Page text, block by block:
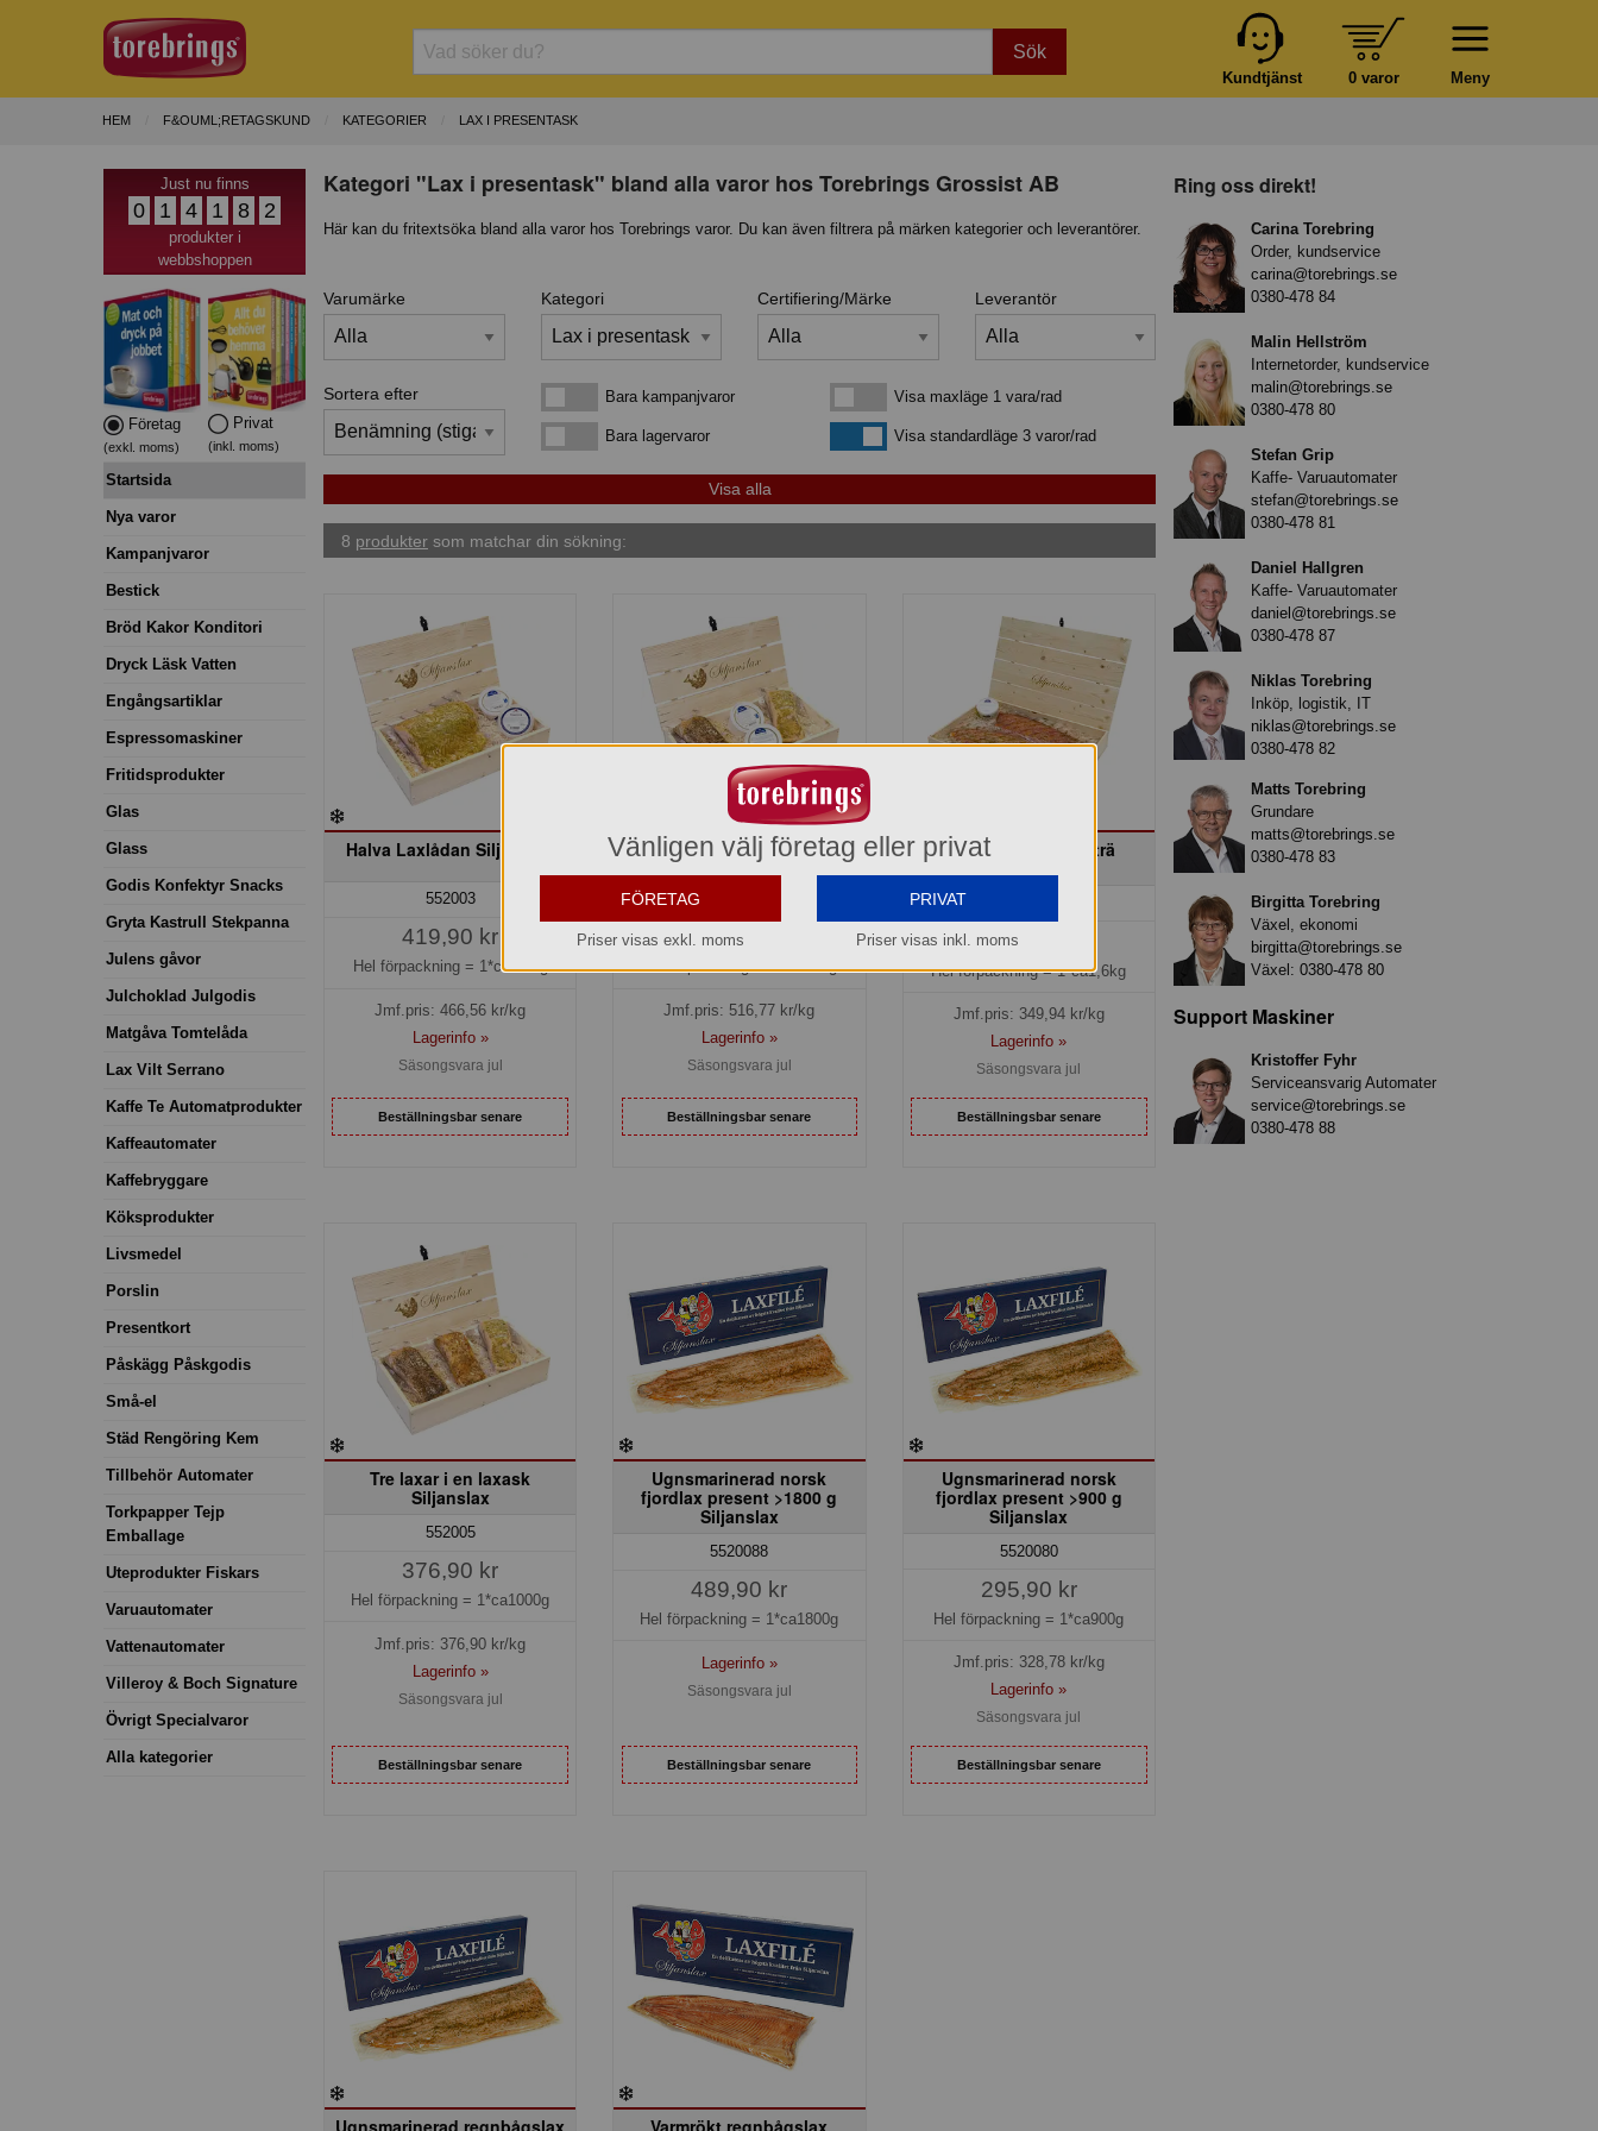
Sök
Meny
0 varor
Kundtjänst
HEM F&OUML;RETAGSKUND KATEGORIER LAX I PRESENTASK
Just nu finns
0 1 4 1 8 2
produkter i
webbshoppen
Företag
(exkl. moms)
Privat
(inkl. moms)
Startsida
Nya varor
Kampanjvaror
Bestick
Bröd Kakor Konditori
Dryck Läsk Vatten
Engångsartiklar
Espressomaskiner
Fritidsprodukter
Glas
Glass
Godis Konfektyr Snacks
Gryta Kastrull Stekpanna
Julens gåvor
Julchoklad Julgodis
Matgåva Tomtelåda
Lax Vilt Serrano
Kaffe Te Automatprodukter
Kaffeautomater
Kaffebryggare
Köksprodukter
Livsmedel
Porslin
Presentkort
Påskägg Påskgodis
Små-el
Städ Rengöring Kem
Tillbehör Automater
Torkpapper Tejp
Emballage
Uteprodukter Fiskars
Varuautomater
Vattenautomater
Villeroy & Boch Signature
Övrigt Specialvaror
Alla kategorier
Kategori "Lax i presentask" bland alla varor hos Torebrings Grossist AB
Här kan du fritextsöka bland alla varor hos Torebrings varor. Du kan även filtrera på märken kategorier och leverantörer.
Varumärke Kategori Certifiering/Märke Leverantör
Sortera efter Bara kampanjvarorBara kampanjvaror
Bara lagervarorBara lagervaror
Visa maxläge 1 vara/rad
Visa maxläge 1 vara/rad
Visa standardlägeVisa standardläge 3 varor/rad
8 produkter som matchar din sökning:
Halva Laxlådan Siljanslax
552003
419,90 kr
Hel förpackning = 1*ca 900g
Jmf.pris:466,56 kr/kg
Lagerinfo »
Säsongsvara jul
Beställningsbar senare
Lilla Laxlådan Siljanslax
335,90 kr
Hel förpackning =1*ca 650g
Jmf.pris: 516,77 kr/kg
Lagerinfo »
Säsongsvara jul
Beställningsbar senare
Stora Laxlådan 1 i trä
559,90 kr
Hel förpackning =1*ca1,6kg
Jmf.pris: 349,94kr/kg
Lagerinfo »
Säsongsvara jul
Beställningsbar senare
Tre laxar i en laxask
Siljanslax
552005
376,90 kr
Hel förpackning = 1*ca1000g
Jmf.pris: 376,90 kr/kg
Lagerinfo »
Säsongsvara jul
Beställningsbar senare
Ugnsmarinerad norsk
fjordlax present >1800 g
Siljanslax
5520088
489,90 kr
Hel förpackning = 1*ca1800g
Lagerinfo »
Säsongsvara jul
Beställningsbar senare
Ugnsmarinerad norsk
fjordlax present >900 g
Siljanslax
5520080
295,90 kr
Hel förpackning = 1*ca900g
Jmf.pris: 328,78kr/kg
Lagerinfo »
Säsongsvara jul
Beställningsbar senare
Ugnsmarinerad regnbågslax
Varmrökt regnbågslax
Ring oss direkt!
Carina Torebring
Order, kundservice
carina@torebrings.se
0380-478 84
Malin Hellström
Internetorder, kundservice
malin@torebrings.se
0380-478 80
Stefan Grip
Kaffe- Varuautomater
stefan@torebrings.se
0380-478 81
Daniel Hallgren
Kaffe- Varuautomater
daniel@torebrings.se
0380-478 87
Niklas Torebring
Inköp, logistik, IT
niklas@torebrings.se
0380-478 82
Matts Torebring
Grundare
matts@torebrings.se
0380-478 83
Birgitta Torebring
Växel, ekonomi
birgitta@torebrings.se
Växel: 0380-478 80
Support Maskiner
Kristoffer Fyhr
Serviceansvarig Automater
service@torebrings.se
0380-478 88
Vänligen välj företag eller privat
FÖRETAG
Priser visas exkl. moms
PRIVAT
Priser visas inkl. moms